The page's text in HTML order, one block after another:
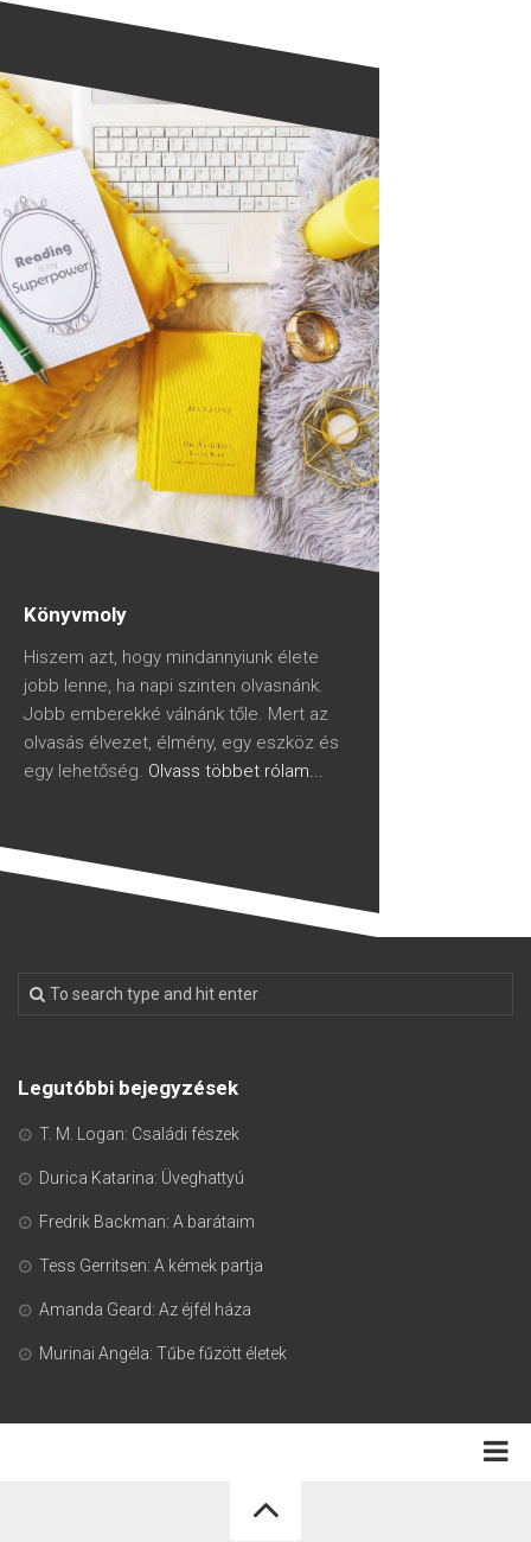
Könyvmoly
Hiszem azt, hogy mindannyiunk élete
jobb lenne, ha napi szinten olvasnánk.
Jobb emberekké válnánk tőle. Mert az
olvasás élvezet, élmény, egy eszköz és
egy lehetőség. Olvass többet rólam...
Legutóbbi bejegyzések
T. M. Logan: Családi fészek
Durica Katarina: Üveghattyú
Fredrik Backman: A barátaim
Tess Gerritsen: A kémek partja
Amanda Geard: Az éjfél háza
Murinai Angéla: Tűbe fűzött életek